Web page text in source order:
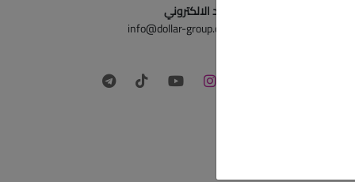
البريد الالكتروني
info@dollar-group.com